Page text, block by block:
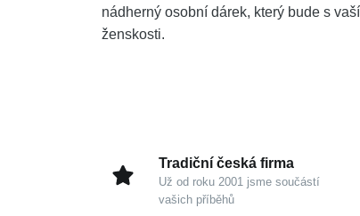
nádherný osobní dárek, který bude s
ženskosti.
Tradiční česká firma
Už od roku 2001 jsme součástí
vašich příběhů